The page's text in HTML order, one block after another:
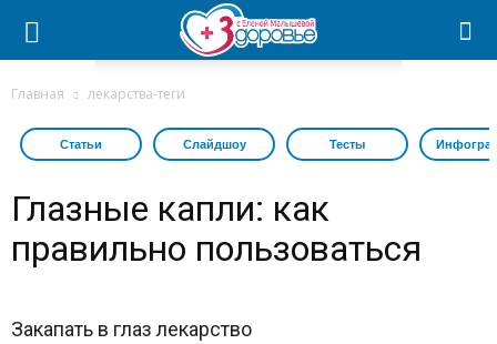
Главная лекарства-теги
Статьи Слайдшоу Тесты
Глазные капли: как
правильно пользоваться
Закапать в глаз лекарство